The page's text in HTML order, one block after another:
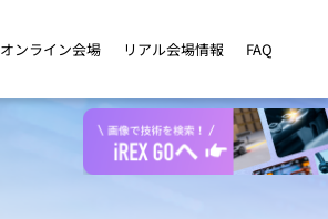
オンライン会場 リアル会場情報 FAQ